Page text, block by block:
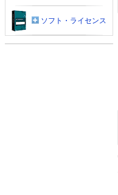
ソフト・ライセンス